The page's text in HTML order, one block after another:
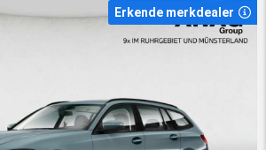
Erkende merkdealer